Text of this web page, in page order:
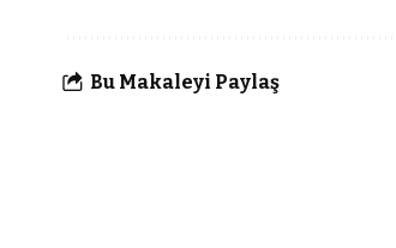
Bu Makaleyi Paylaş